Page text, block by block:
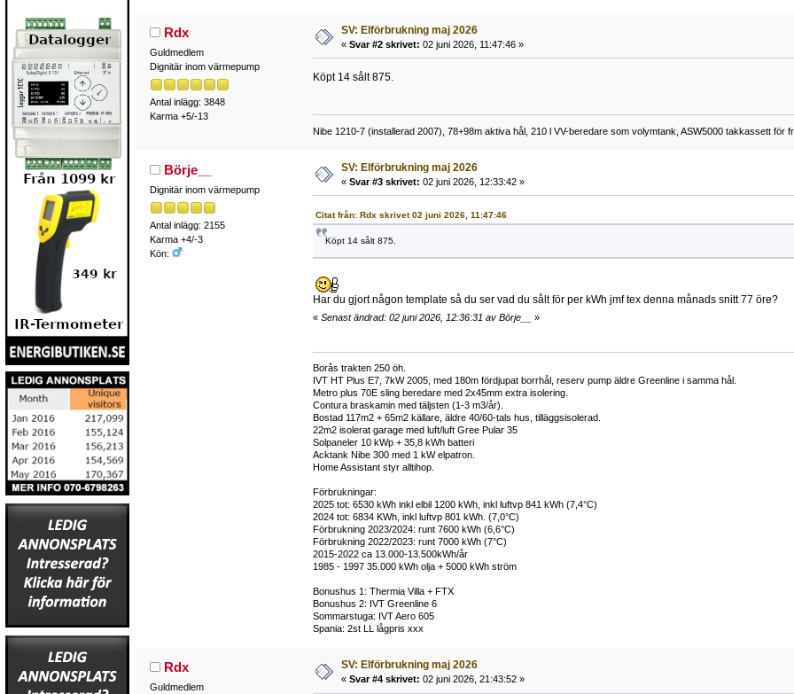
Rdx
Guldmedlem
Dignitär inom värmepump
Antal inlägg: 3848
Karma +5/-13
SV: Elförbrukning maj 2026
« Svar #2 skrivet: 02 juni 2026, 11:47:46 »
Köpt 14 sålt 875.
Nibe 1210-7 (installerad 2007), 78+98m aktiva hål, 210 l VV-beredare som volymtank, ASW5000 takkassett för
Börje__
Dignitär inom värmepump
Antal inlägg: 2155
Karma +4/-3
Kön:
SV: Elförbrukning maj 2026
« Svar #3 skrivet: 02 juni 2026, 12:33:42 »
Citat från: Rdx skrivet 02 juni 2026, 11:47:46
Köpt 14 sålt 875.
Har du gjort någon template så du ser vad du sålt för per kWh jmf tex denna månads snitt 77 öre?
« Senast ändrad: 02 juni 2026, 12:36:31 av Börje__
»
Borås trakten 250 öh.
IVT HT Plus E7, 7kW 2005, med 180m fördjupat borrhål, reserv pump äldre Greenline i samma hål.
Metro plus 70E sling beredare med 2x45mm extra isolering.
Contura braskamin med täljsten (1-3 m3/år).
Bostad 117m2 + 65m2 källare, äldre 40/60-tals hus, tilläggsisolerad.
22m2 isolerat garage med luft/luft Gree Pular 35
Solpaneler 10 kWp + 35,8 kWh batteri
Acktank Nibe 300 med 1 kW elpatron.
Home Assistant styr alltihop.
Förbrukningar:
2025 tot: 6530 kWh inkl elbil 1200 kWh, inkl luftvp 841 kWh (7,4°C)
2024 tot: 6834 KWh, inkl luftvp 801 kWh. (7,0°C)
Förbrukning 2023/2024: runt 7600 kWh (6,6°C)
Förbrukning 2022/2023: runt 7000 kWh (7°C)
2015-2022 ca 13.000-13.500kWh/år
1985 - 1997 35.000 kWh olja + 5000 kWh ström
Bonushus 1: Thermia Villa + FTX
Bonushus 2: IVT Greenline 6
Sommarstuga: IVT Aero 605
Spania: 2st LL lågpris xxx
Rdx
Guldmedlem
SV: Elförbrukning maj 2026
« Svar #4 skrivet: 02 juni 2026, 21:43:52 »